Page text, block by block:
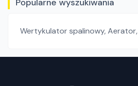
Popularne wyszukiwania
Wertykulator spalinowy,Aerator,